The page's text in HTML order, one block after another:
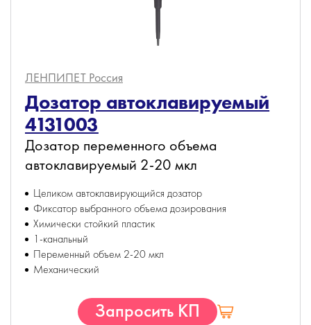
ЛЕНПИПЕТ Россия
Дозатор автоклавируемый
4131003
Дозатор переменного объема
автоклавируемый 2-20 мкл
Целиком автоклавирующийся дозатор
Фиксатор выбранного объема дозирования
Химически стойкий пластик
1-канальный
Переменный объем 2-20 мкл
Механический
Запросить КП